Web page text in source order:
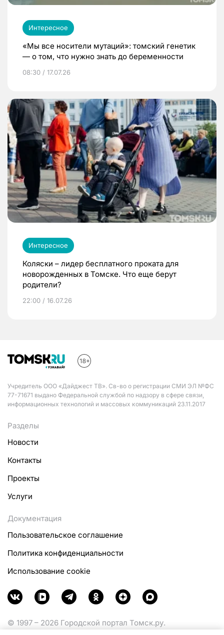
Интересное
«Мы все носители мутаций»: томский генетик
— о том, что нужно знать до беременности
08:30 / 17.07.26
Интересное
Коляски – лидер бесплатного проката для
новорожденных в Томске. Что еще берут
родители?
22:00 / 16.07.26
Учредитель ООО «Дайджест ТВ». Св-во о регистрации СМИ ЭЛ №ФС
77-71671 выдано Федеральной службой по надзору в сфере связи,
информационных технологий и массовых коммуникаций 23.11.2017
Разделы
Новости
Контакты
Проекты
Услуги
Документация
Пользовательское соглашение
Политика конфиденциальности
Использование cookie
© 1997 – 2026 Городской портал Томск.ру.